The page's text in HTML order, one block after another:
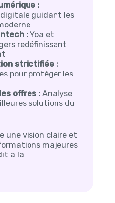
:
guidant les
:Yoa et
redéfinissant
strictifiée :
pour protéger les
offres :Analyse
solutions du
une vision claire et
majeures
à la